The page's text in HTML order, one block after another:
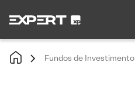
Fundos de Investimento